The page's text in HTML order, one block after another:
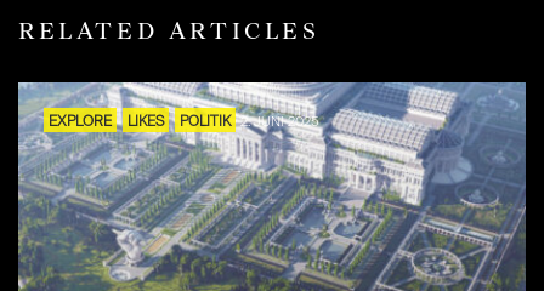
RELATED ARTICLES
EXPLORE LIKES POLITIK 2. JUNI 2025